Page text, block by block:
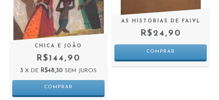
CHICA E JOÃO
R$144,90
3 X DE R$48,30 SEM JUROS
AS HISTÓRIAS DE FAIVL
R$24,90